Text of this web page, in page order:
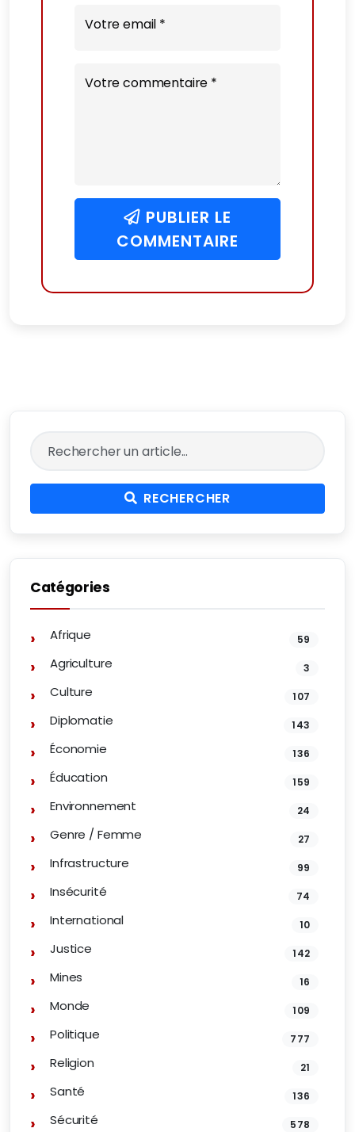
Votre email *
Votre commentaire *
PUBLIER LE
COMMENTAIRE
RECHERCHER
Catégories
Afrique 59
Agriculture 3
Culture 107
Diplomatie 143
Économie 136
Éducation 159
Environnement 24
Genre / Femme 27
Infrastructure 99
Insécurité 74
International 10
Justice 142
Mines 16
Monde 109
Politique 777
Religion 21
Santé 136
Sécurité 578